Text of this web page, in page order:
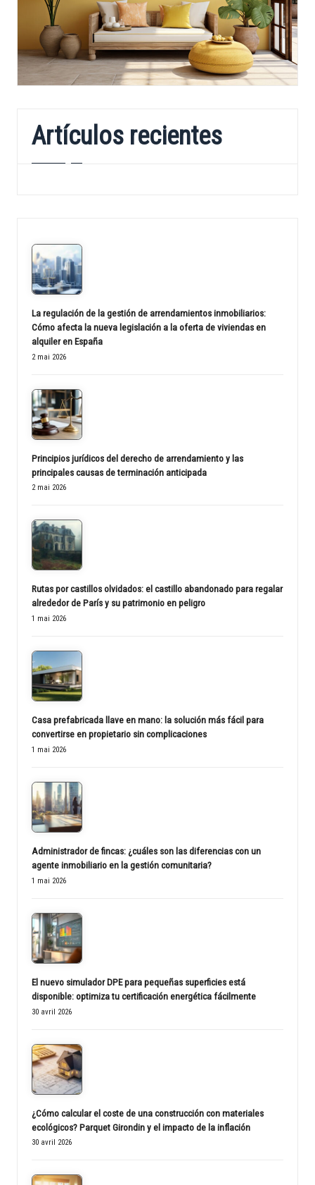
Artículos recientes
La regulación de la gestión de arrendamientos inmobiliarios:
Cómo afecta la nueva legislación a la oferta de viviendas en
alquiler en España
2 mai 2026
Principios jurídicos del derecho de arrendamiento y las
principales causas de terminación anticipada
2 mai 2026
Rutas por castillos olvidados: el castillo abandonado para regalar
alrededor de París y su patrimonio en peligro
1 mai 2026
Casa prefabricada llave en mano: la solución más fácil para
convertirse en propietario sin complicaciones
1 mai 2026
Administrador de fincas: ¿cuáles son las diferencias con un
agente inmobiliario en la gestión comunitaria?
1 mai 2026
El nuevo simulador DPE para pequeñas superficies está
disponible: optimiza tu certificación energética fácilmente
30 avril 2026
¿Cómo calcular el coste de una construcción con materiales
ecológicos? Parquet Girondin y el impacto de la inflación
30 avril 2026